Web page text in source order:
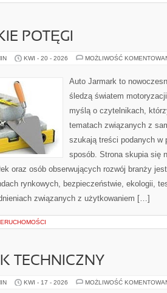
POTĘGI
KWI - 20 - 2026 MOŻLIWOŚĆ
Auto Jarmark to
śledzą światem
myślą o czytelnikach,
tematach związanych z
szukają treści podanych w
sposób. Strona skupia się
oraz osób obserwujących rozwój branży
rynkowych, bezpieczeństwie, ekologii,
związanych z użytkowaniem […]
TECHNICZNY
KWI - 17 - 2026 MOŻLIWOŚĆ